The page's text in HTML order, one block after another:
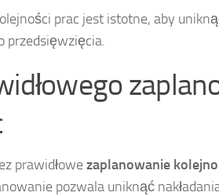
prac jest istotne, aby
przedsięwzięcia.
prawidłowezaplanowanie
pozwala uniknąć